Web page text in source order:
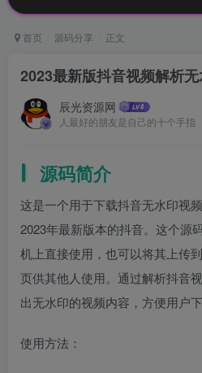
首页 源码分享 正文
2023最新版抖音视频解析
辰光资源网
人最好的朋友是自己的十个手指
源码简介
这是一个用于下载抖音无水印视
2023年最新版本的抖音。这个源
机上直接使用，也可以将其上传
页供其他人使用。通过解析抖音
出无水印的视频内容，方便用户下
使用方法：